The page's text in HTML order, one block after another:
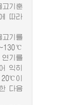
기훈
따라
기를
기를
익히
이
다음